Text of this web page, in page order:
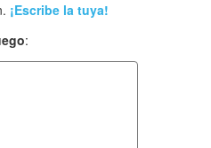
¡Escribe la tuya!
: